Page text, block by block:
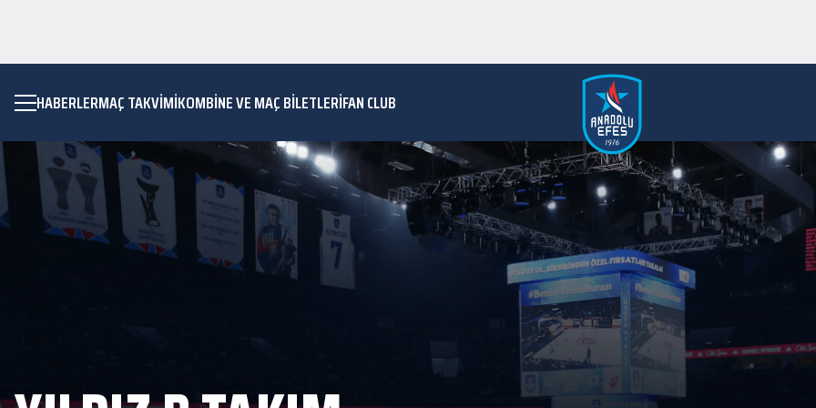
HABERLERMAÇ TAKVIMIKOMBİNE VE MAÇ BİLETLERİFAN CLUB